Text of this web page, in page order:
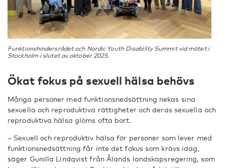
Funktionshindersrådet och Nordic Youth Disability Summit vid mötet i
Stockholm i slutet av oktober 2025.
Ökat fokus på sexuell hälsa behövs
Många personer med funktionsnedsättning nekas sina
sexuella och reproduktiva rättigheter och deras sexuella och
reproduktiva hälsa glöms ofta bort.
– Sexuell och reproduktiv hälsa för personer som lever med
funktionsnedsättning får inte det fokus som krävs idag,
säger Gunilla Lindqvist från Ålands landskapsregering, som